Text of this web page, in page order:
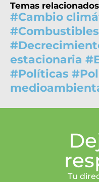
Temas relacionados
#Cambio
#
#
estacionaria #
#Políticas #
Tu